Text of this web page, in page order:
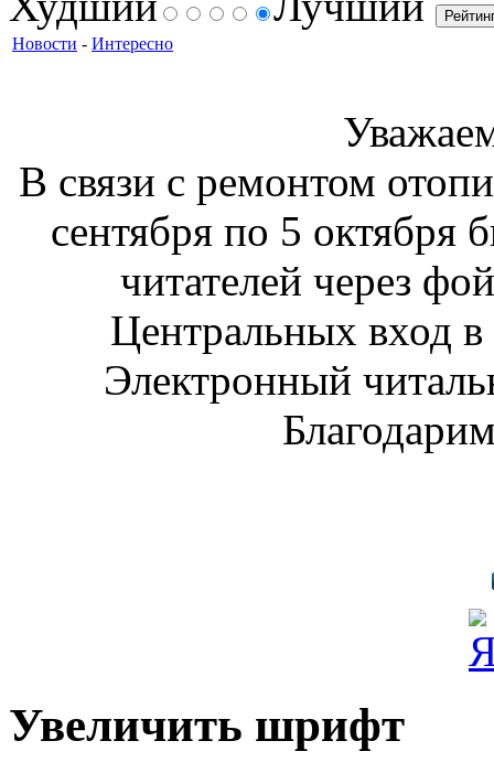
Новости - Интересно
В связи с ремонтом
сентября по 5 октября
читателей через
Центральных вход
Электронный
Увеличить шрифт